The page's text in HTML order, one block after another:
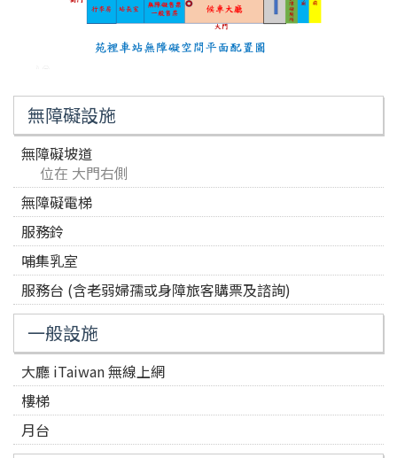
無障礙設施
無障礙坡道
位在 大門右側
無障礙電梯
服務鈴
哺集乳室
服務台 (含老弱婦孺或身障旅客購票及諮詢)
一般設施
大廳 iTaiwan 無線上網
樓梯
月台